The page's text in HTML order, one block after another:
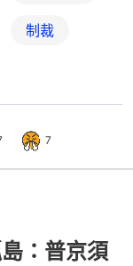
制裁
7
：普京須